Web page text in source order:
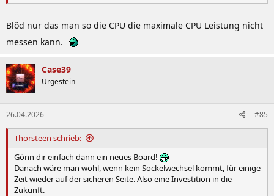
Blöd nur das man so die CPU die maximale CPU Leistung nicht
messen kann.
Case39
Urgestein
26.04.2026 #85
Thorsteen schrieb:
Gönn dir einfach dann ein neues Board!
Danach wäre man wohl, wenn kein Sockelwechsel kommt, für einige
Zeit wieder auf der sicheren Seite. Also eine Investition in die
Zukunft.